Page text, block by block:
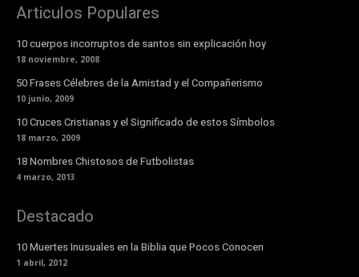
Articulos Populares
10 cuerpos incorruptos de santos sin explicación hoy
18 noviembre, 2008
50 Frases Célebres de la Amistad y el Compañerismo
10 junio, 2009
10 Cruces Cristianas y el Significado de estos Símbolos
18 marzo, 2009
18 Nombres Chistosos de Futbolistas
4 marzo, 2013
Destacado
10 Muertes Inusuales en la Biblia que Pocos Conocen
1 abril, 2012